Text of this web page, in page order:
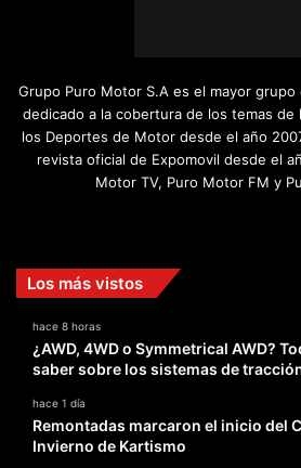
Grupo Puro Motor S.A es el mayor grupo
dedicado a la cobertura de los temas
los Deportes de Motor desde el año
revista oficial de Expomovil desde el
Motor TV, Puro Motor FM y
Los más vistos
hace 8 horas
¿AWD, 4WD o Symmetrical AWD?
saber sobre los sistemas de
hace 1 día
Remontadas marcaron el inicio del
Invierno de Kartismo